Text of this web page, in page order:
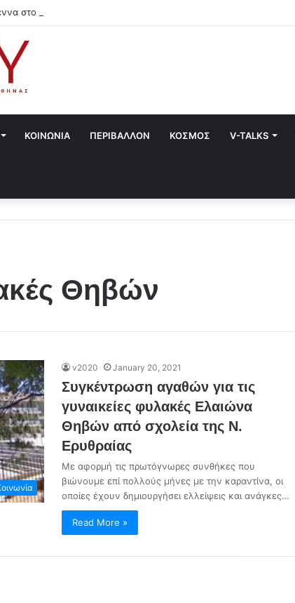
στο Χαλάνδρι- Ολες οι εκδηλώσεις του Δήμου
ΚΟΙΝΩΝΙΑ ΠΕΡΙΒΑΛΛΟΝ ΚΟΣΜΟΣ V-TALKS
Θηβών
v2020 January 20, 2021
Συγκέντρωση αγαθών για τις
γυναικείες φυλακές Ελαιώνα
Θηβών από σχολεία της Ν.
Ερυθραίας
Με αφορμή τις πρωτόγνωρες συνθήκες που
βιώνουμε επί πολλούς μήνες με την καραντίνα, οι
οποίες έχουν δημιουργήσει ελλείψεις και ανάγκες…
Read More »